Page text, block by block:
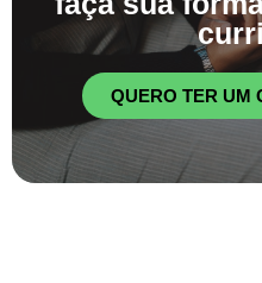
QUERO TER UM